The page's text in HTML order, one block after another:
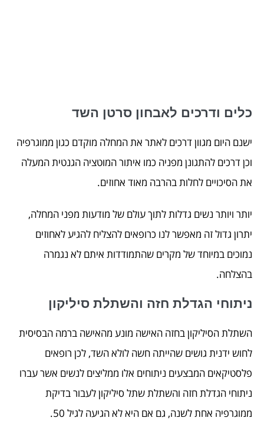
כלים ודרכים לאבחון סרטן השד
ישנם היום מגוון דרכים לאתר את המחלה מוקדם כגון ממוגרפיה
וכן דרכים להתגונן מפניה כמו איתור המוטציה הגנטית המעלה
את הסיכויים לחלות בהרבה מאוד אחוזים.
יותר ויותר נשים גדלות לתוך עולם של מודעות מפני המחלה,
יתרון גדול זה מאפשר לנו כרופאים להצליח להגיע לאחוזים
נמוכים במיוחד של מקרים שהתמודדות איתם לא נגמרה
בהצלחה.
ניתוחי הגדלת חזה והשתלת סיליקון
השתלת הסיליקון בחזה האישה מונע מהאישה ברמה הבסיסית
לחוש ידנית גושים שהייתה חשה לולא השד, לכן רופאים
פלסטיקאים המבצעים ניתוחים אלו ממליצים לנשים אשר עברו
ניתוחי הגדלת חזה והשתלת שתל סיליקון לעבור בדיקת
ממוגרפיה אחת לשנה, גם אם היא לא הגיעה לגיל 50.